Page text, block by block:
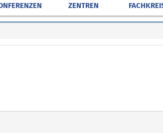
ZENTREN